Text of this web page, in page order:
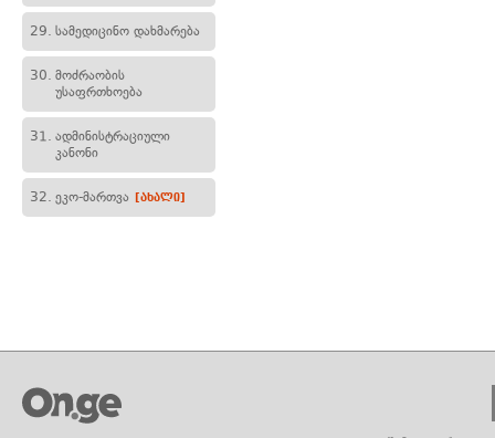
29. სამედიცინო დახმარება
30. მოძრაობის
უსაფრთხოება
31. ადმინისტრაციული
კანონი
32. ეკო-მართვა [ახალი]